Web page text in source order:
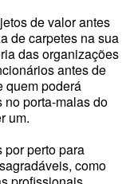
de valor antes
de carpetes na sua
das organizações
antes de
quem poderá
no porta-malas do
um.
por perto para
como